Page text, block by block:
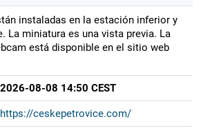
instaladas en la estación inferior y
La miniatura es una vista previa. La
está disponible en el sitio web
2026-08-08 14:50 CEST
https://ceskepetrovice.com/